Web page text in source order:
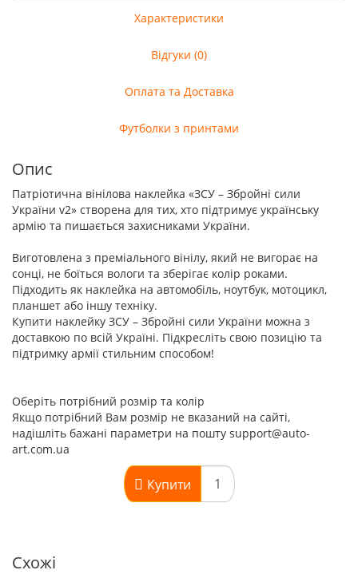
Характеристики
Відгуки (0)
Оплата та Доставка
Футболки з принтами
Опис
Патріотична вінілова наклейка «ЗСУ – Збройні сили
України v2» створена для тих, хто підтримує українську
армію та пишається захисниками України.
Виготовлена з преміального вінілу, який не вигорає на
сонці, не боїться вологи та зберігає колір роками.
Підходить як наклейка на автомобіль, ноутбук, мотоцикл,
планшет або іншу техніку.
Купити наклейку ЗСУ – Збройні сили України можна з
доставкою по всій Україні. Підкресліть свою позицію та
підтримку армії стильним способом!
Оберіть потрібний розмір та колір
Якщо потрібний Вам розмір не вказаний на сайті,
надішліть бажані параметри на пошту support@auto-
art.com.ua
Купити
Схожі